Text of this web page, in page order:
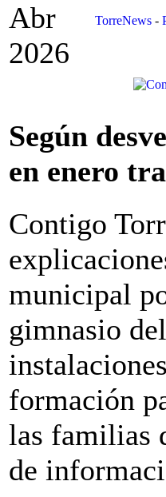
Abr
2026
TorreNews -
Según
en enero
Contigo
municipal
gimnasio
formación
las familias
de